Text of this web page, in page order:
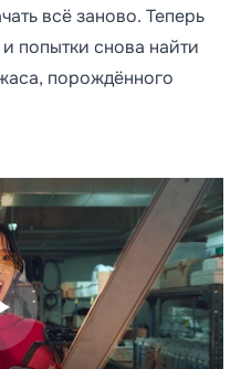
всё заново. Теперь
попытки снова найти
порождённого